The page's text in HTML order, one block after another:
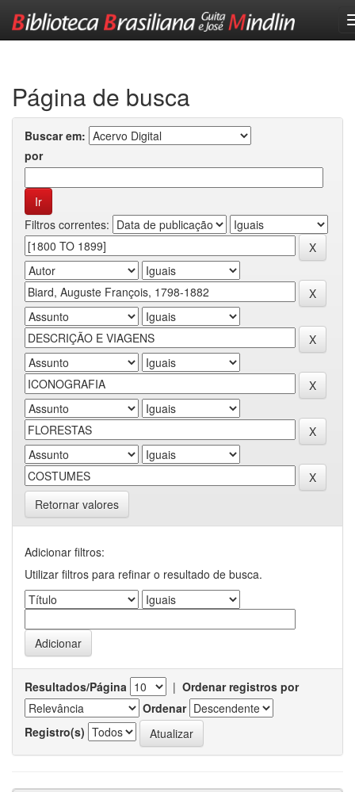
Página de busca
Buscar em:
por
Filtros correntes:
Retornar valores
Adicionar filtros:
Utilizar filtros para refinar o resultado de busca.
Resultados/Página | Ordenar registros por
Ordenar
Registro(s)